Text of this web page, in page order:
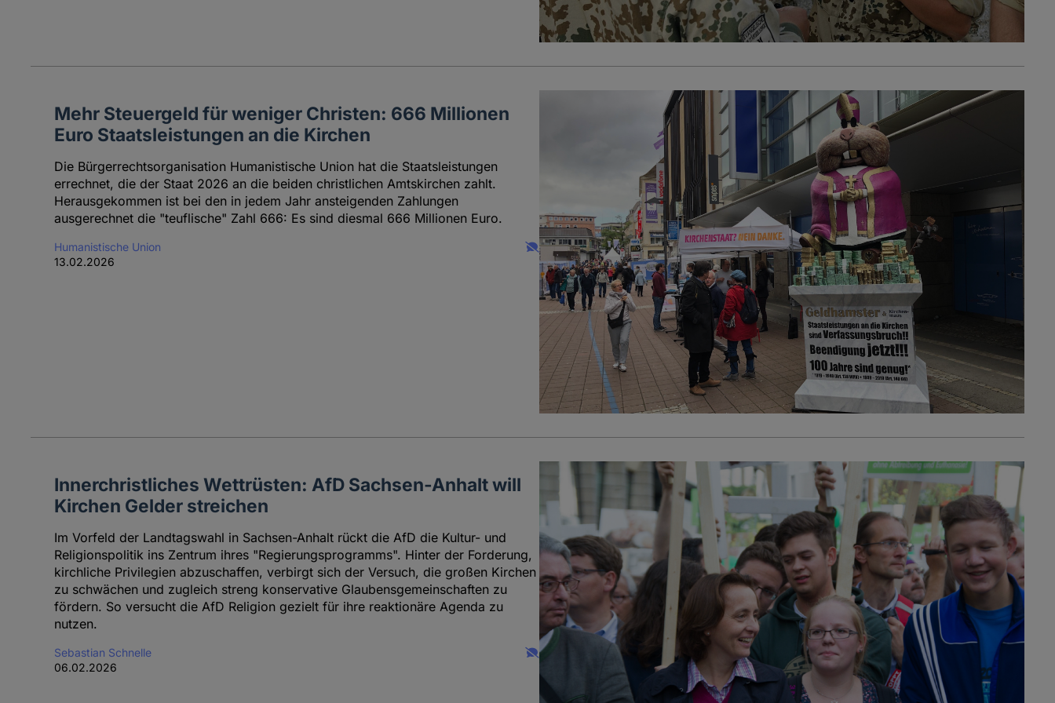
Mehr Steuergeld für weniger Christen: 666 Millionen
Euro Staatsleistungen an die Kirchen
Die Bürgerrechtsorganisation Humanistische Union hat die Staatsleistungen
errechnet, die der Staat 2026 an die beiden christlichen Amtskirchen zahlt.
Herausgekommen ist bei den in jedem Jahr ansteigenden Zahlungen
ausgerechnet die "teuflische" Zahl 666: Es sind diesmal 666 Millionen Euro.
Humanistische Union
13.02.2026
Innerchristliches Wettrüsten: AfD Sachsen-Anhalt will
Kirchen Gelder streichen
Im Vorfeld der Landtagswahl in Sachsen-Anhalt rückt die AfD die Kultur- und
Religionspolitik ins Zentrum ihres "Regierungsprogramms". Hinter der Forderung,
kirchliche Privilegien abzuschaffen, verbirgt sich der Versuch, die großen Kirchen
zu schwächen und zugleich streng konservative Glaubensgemeinschaften zu
fördern. So versucht die AfD Religion gezielt für ihre reaktionäre Agenda zu
nutzen.
Sebastian Schnelle
06.02.2026